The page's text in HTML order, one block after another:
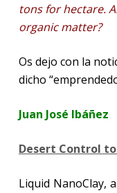
tons for hectare.
organic matter?
Os dejo con la
dicho
Juan José Ibáñez
Desert Control
Liquid NanoClay,